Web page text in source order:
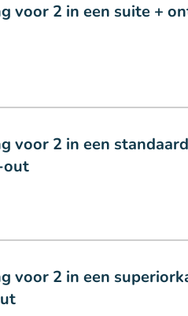
voor 2 in een suite +
voor 2 in een
out
voor 2 in een